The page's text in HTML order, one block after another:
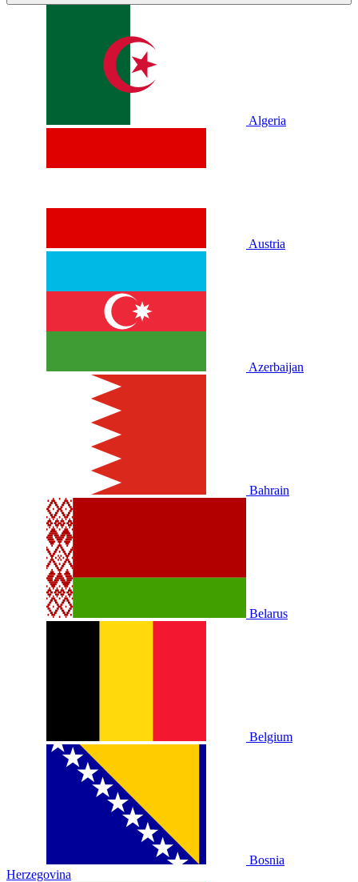
Algeria
Austria
Azerbaijan
Bahrain
Belarus
Belgium
Bosnia
Herzegovina